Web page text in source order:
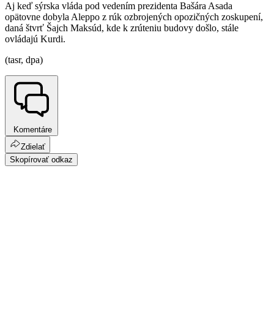
Aj keď sýrska vláda pod vedením prezidenta Bašára Asada
opätovne dobyla Aleppo z rúk ozbrojených opozičných zoskupení,
daná štvrť Šajch Maksúd, kde k zrúteniu budovy došlo, stále
ovládajú Kurdi.
(tasr, dpa)
Komentáre
Zdielať
Skopírovať odkaz